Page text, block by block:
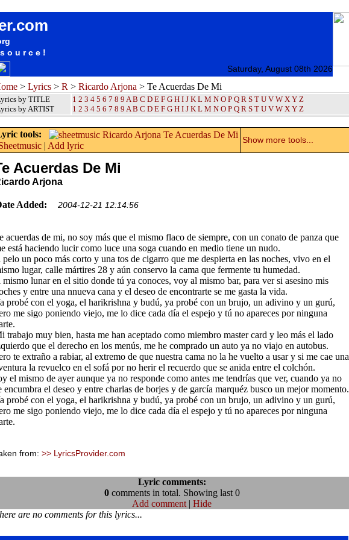
Saturday, August 08th 2026
> Lyrics > R > Ricardo Arjona > Te Acuerdas De Mi
by TITLE
by ARTIST
1 2 3 4 5 6 7 8 9 A B C D E F G H I J K L M N O P Q R S T U V W X Y Z
1 2 3 4 5 6 7 8 9 A B C D E F G H I J K L M N O P Q R S T U V W X Y Z
tools:
| Add lyric
Show more tools...
Acuerdas De Mi
Arjona
Added: 2004-12-21 12:14:56
acuerdas de mi, no soy más que el mismo flaco de siempre, con un conato de panza que
está haciendo lucir como luce una soga cuando en medio tiene un nudo.
pelo un poco más corto y una tos de cigarro que me despierta en las noches, vivo en el
lugar, calle mártires 28 y aún conservo la cama que fermente tu humedad.
mismo lunar en el sitio donde tú ya conoces, voy al mismo bar, para ver si asesino mis
y entre una nnueva cana y el deseo de encontrarte se me gasta la vida.
probé con el yoga, el harikrishna y budú, ya probé con un brujo, un adivino y un gurú,
me sigo poniendo viejo, me lo dice cada día el espejo y tú no apareces por ninguna
trabajo muy bien, hasta me han aceptado como miembro master card y leo más el lado
que el derecho en los menús, me he comprado un auto ya no viajo en autobus.
te extraño a rabiar, al extremo de que nuestra cama no la he vuelto a usar y si me cae una
la revuelco en el sofá por no herir el recuerdo que se anida entre el colchón.
el mismo de ayer aunque ya no responde como antes me tendrías que ver, cuando ya no
encumbra el deseo y entre charlas de borjes y de garcía marquéz busco un mejor momento.
probé con el yoga, el harikrishna y budú, ya probé con un brujo, un adivino y un gurú,
me sigo poniendo viejo, me lo dice cada día el espejo y tú no apareces por ninguna
from: >> LyricsProvider.com
Lyric comments:
0comments in total. Showing last 0
Add comment | Hide
are no comments for this lyrics...